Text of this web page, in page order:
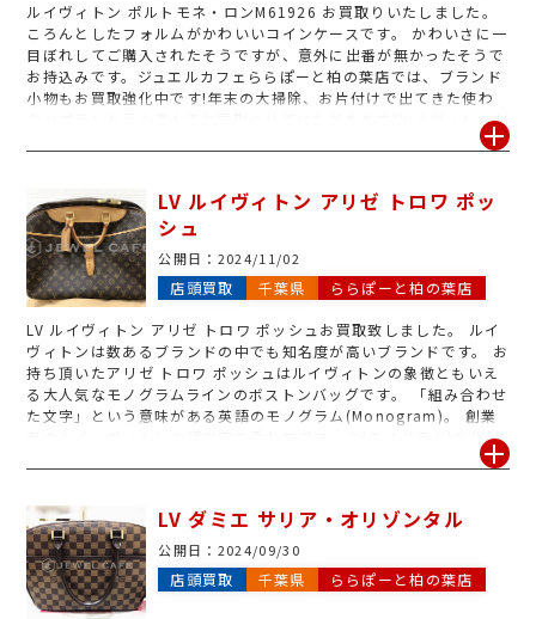
ルイヴィトン ポルトモネ・ロンM61926 お買取りいたしました。
ころんとしたフォルムがかわいいコインケースです。 かわいさに一
目ぼれしてご購入されたそうですが、意外に出番が無かったそうで
お持込みです。ジュエルカフェららぽーと柏の葉店では、ブランド
小物もお買取強化中です!年末の大掃除、お片付けで出てきた使わ
ないブランド品も喜んでお買取させていただきます!ルイヴィトンな
らボロボロでもお買取が可能です!愛着のあったブランド品、丁寧
LV ルイヴィトン アリゼ トロワ ポッ
シュ
公開日： 2024/11/02
店頭買取 千葉県 ららぽーと柏の葉店
LV ルイヴィトン アリゼ トロワ ポッシュお買取致しました。 ルイ
ヴィトンは数あるブランドの中でも知名度が高いブランドです。 お
持ち頂いたアリゼ トロワ ポッシュはルイヴィトンの象徴ともいえ
る大人気なモノグラムラインのボストンバッグです。 「組み合わせ
た文字」という意味がある英語のモノグラム(Monogram)。 創業
者のルイ・ヴィトンの頭文字を重ねロゴマーク(モノグラム)を作
り、星や花のモチーフと組み合わせたモノグラム・ラインができま
気軽にお持込み下さいませ。
LV ダミエ サリア・オリゾンタル
公開日： 2024/09/30
店頭買取 千葉県 ららぽーと柏の葉店